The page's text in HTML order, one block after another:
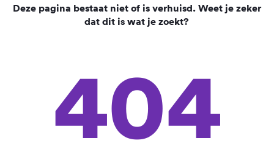
Deze pagina bestaat niet of is verhuisd. Weet je zeker
dat dit is wat je zoekt?
404